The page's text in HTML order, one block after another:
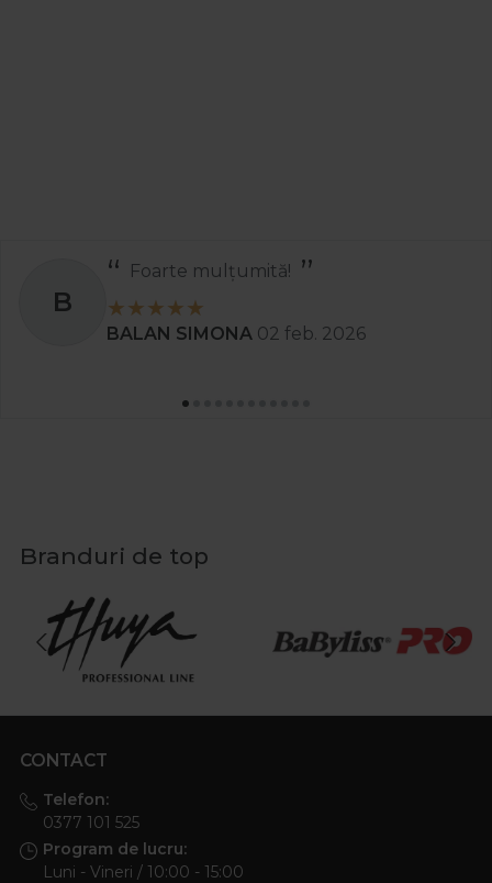
B
Foarte mulțumită!
BALAN SIMONA 02 feb. 2026
Branduri de top
CONTACT
Telefon:
0377 101 525
Program de lucru:
Luni - Vineri / 10:00 - 15:00